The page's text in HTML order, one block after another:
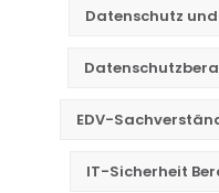
Datenschutz
EDV-
IT-Sicherheit